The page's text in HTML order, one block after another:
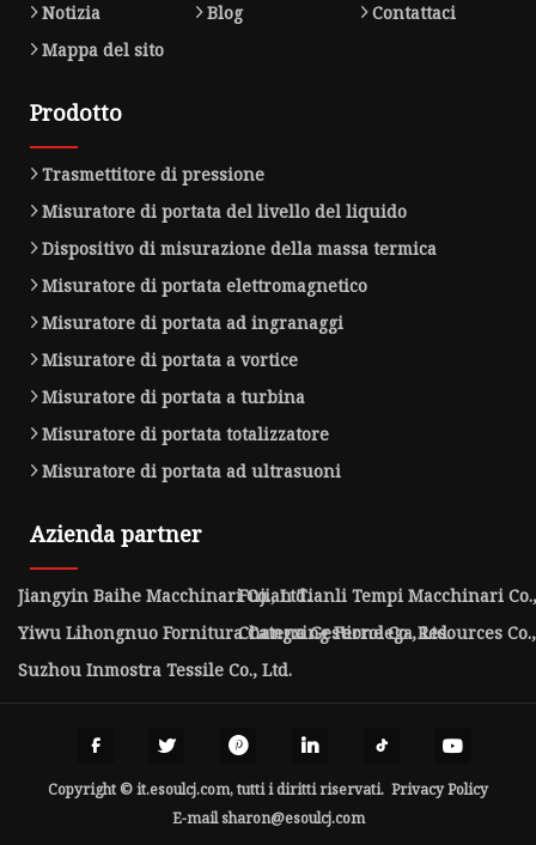
Notizia
Blog
Contattaci
Mappa del sito
Prodotto
Trasmettitore di pressione
Misuratore di portata del livello del liquido
Dispositivo di misurazione della massa termica
Misuratore di portata elettromagnetico
Misuratore di portata ad ingranaggi
Misuratore di portata a vortice
Misuratore di portata a turbina
Misuratore di portata totalizzatore
Misuratore di portata ad ultrasuoni
Azienda partner
Jiangyin Baihe Macchinari Co., Ltd.Fujian Tianli Tempi Macchinari
Yiwu Lihongnuo Fornitura Catena Gestione Co., Ltd.
Changxing Ferrolega Resources
Suzhou Inmostra Tessile Co., Ltd.
Copyright © it.esoulcj.com, tutti i diritti riservati. Privacy Policy
E-mailsharon@esoulcj.com